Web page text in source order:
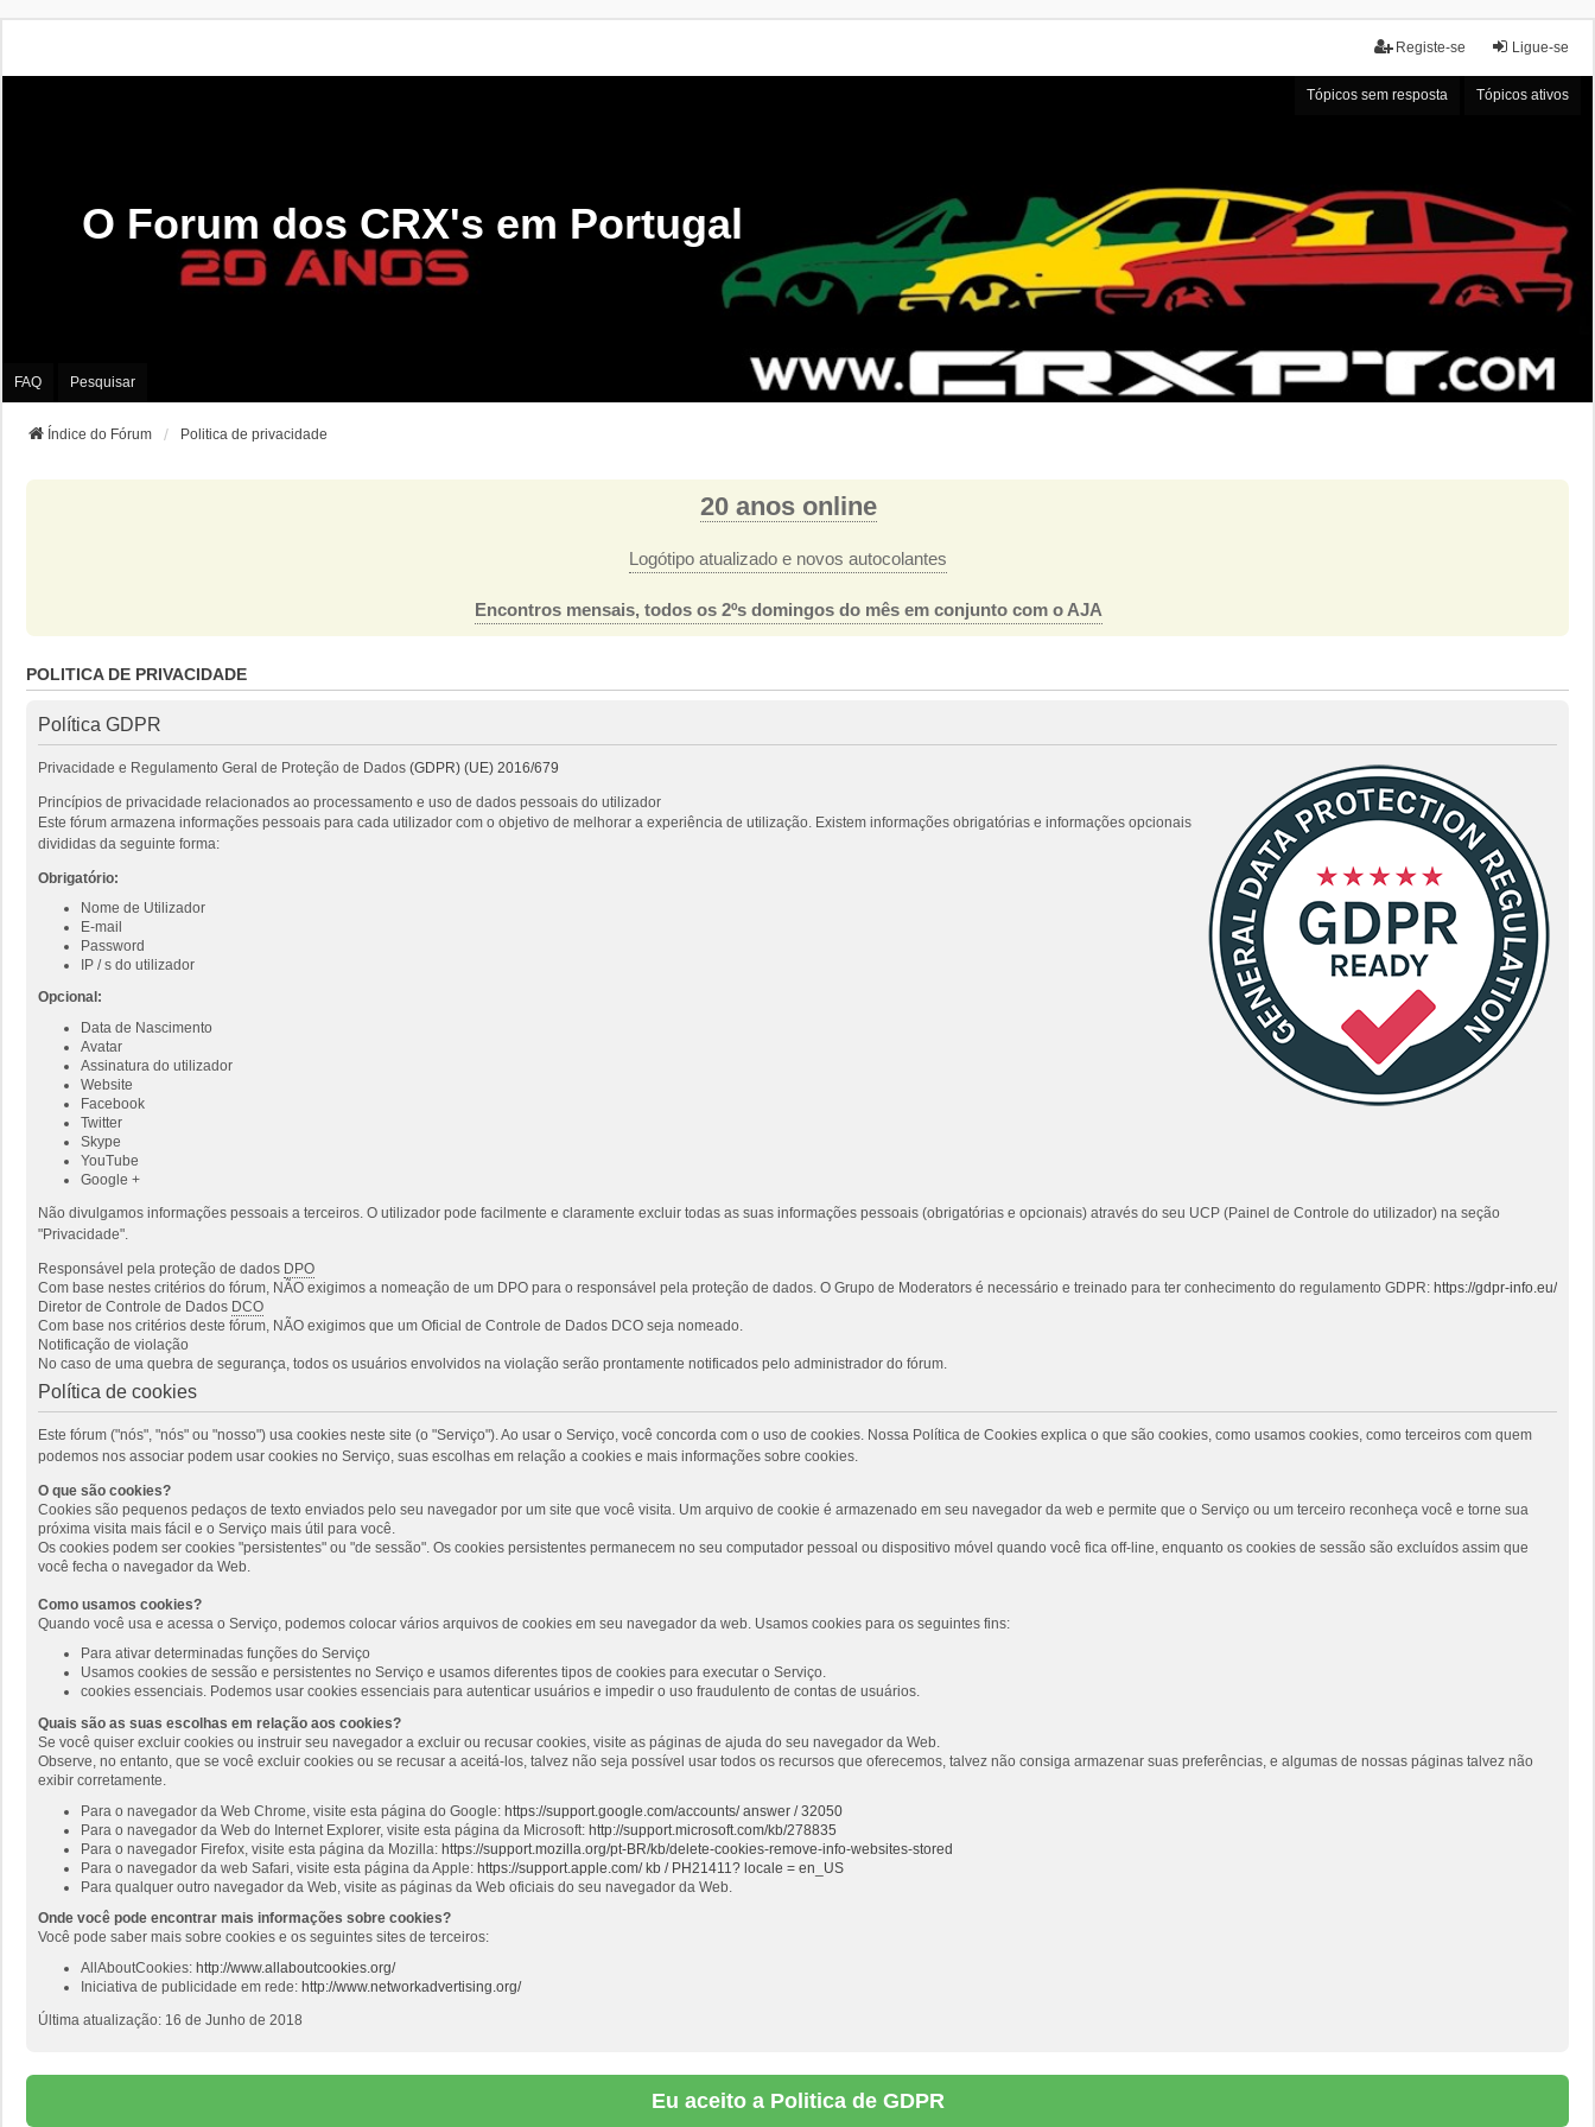
Ligue-se
Registe-se
Tópicos sem resposta Tópicos ativos
O Forum dos CRX's em Portugal
FAQ Pesquisar
Índice do Fórum Politica de privacidade
20 anos online
Logótipo atualizado e novos autocolantes
Encontros mensais, todos os 2ºs domingos do mês em conjunto com o AJA
POLITICA DE PRIVACIDADE
Política GDPR
Privacidade e Regulamento Geral de Proteção de Dados (GDPR) (UE) 2016/679
Princípios de privacidade relacionados ao processamento e uso de dados pessoais do utilizador
Este fórum armazena informações pessoais para cada utilizador com o objetivo de melhorar a experiência de utilização. Existem informações obrigatórias e informações opcionais
divididas da seguinte forma:
Obrigatório:
Nome de Utilizador
E-mail
Password
IP / s do utilizador
Opcional:
Data de Nascimento
Avatar
Assinatura do utilizador
Website
Facebook
Twitter
Skype
YouTube
Google +
Não divulgamos informações pessoais a terceiros. O utilizador pode facilmente e claramente excluir todas as suas informações pessoais (obrigatórias e opcionais) através do seu UCP (Painel de Controle do utilizador) na seção
"Privacidade".
Responsável pela proteção de dados DPO
Com base nestes critérios do fórum, NÃO exigimos a nomeação de um DPO para o responsável pela proteção de dados. O Grupo de Moderators é necessário e treinado para ter conhecimento do regulamento GDPR: https://gdpr-info.eu/
Diretor de Controle de Dados DCO
Com base nos critérios deste fórum, NÃO exigimos que um Oficial de Controle de Dados DCO seja nomeado.
Notificação de violação
No caso de uma quebra de segurança, todos os usuários envolvidos na violação serão prontamente notificados pelo administrador do fórum.
Política de cookies
Este fórum ("nós", "nós" ou "nosso") usa cookies neste site (o "Serviço"). Ao usar o Serviço, você concorda com o uso de cookies. Nossa Política de Cookies explica o que são cookies, como usamos cookies, como terceiros com quem
podemos nos associar podem usar cookies no Serviço, suas escolhas em relação a cookies e mais informações sobre cookies.
O que são cookies?
Cookies são pequenos pedaços de texto enviados pelo seu navegador por um site que você visita. Um arquivo de cookie é armazenado em seu navegador da web e permite que o Serviço ou um terceiro reconheça você e torne sua
próxima visita mais fácil e o Serviço mais útil para você.
Os cookies podem ser cookies "persistentes" ou "de sessão". Os cookies persistentes permanecem no seu computador pessoal ou dispositivo móvel quando você fica off-line, enquanto os cookies de sessão são excluídos assim que
você fecha o navegador da Web.
Como usamos cookies?
Quando você usa e acessa o Serviço, podemos colocar vários arquivos de cookies em seu navegador da web. Usamos cookies para os seguintes fins:
Para ativar determinadas funções do Serviço
Usamos cookies de sessão e persistentes no Serviço e usamos diferentes tipos de cookies para executar o Serviço.
cookies essenciais. Podemos usar cookies essenciais para autenticar usuários e impedir o uso fraudulento de contas de usuários.
Quais são as suas escolhas em relação aos cookies?
Se você quiser excluir cookies ou instruir seu navegador a excluir ou recusar cookies, visite as páginas de ajuda do seu navegador da Web.
Observe, no entanto, que se você excluir cookies ou se recusar a aceitá-los, talvez não seja possível usar todos os recursos que oferecemos, talvez não consiga armazenar suas preferências, e algumas de nossas páginas talvez não
exibir corretamente.
Para o navegador da Web Chrome, visite esta página do Google: https://support.google.com/accounts/ answer / 32050
Para o navegador da Web do Internet Explorer, visite esta página da Microsoft: http://support.microsoft.com/kb/278835
Para o navegador Firefox, visite esta página da Mozilla: https://support.mozilla.org/pt-BR/kb/delete-cookies-remove-info-websites-stored
Para o navegador da web Safari, visite esta página da Apple: https://support.apple.com/ kb / PH21411? locale = en_US
Para qualquer outro navegador da Web, visite as páginas da Web oficiais do seu navegador da Web.
Onde você pode encontrar mais informações sobre cookies?
Você pode saber mais sobre cookies e os seguintes sites de terceiros:
AllAboutCookies: http://www.allaboutcookies.org/
Iniciativa de publicidade em rede: http://www.networkadvertising.org/
Última atualização: 16 de Junho de 2018